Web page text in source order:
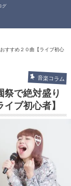
グ
すすめ２０曲【ライブ初心
音楽コラム
で絶対盛り
ブ初心者】